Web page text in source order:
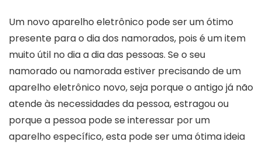
Um novo aparelho eletrônico pode ser um ótimo
presente para o dia dos namorados, pois é um item
muito útil no dia a dia das pessoas. Se o seu
namorado ou namorada estiver precisando de um
aparelho eletrônico novo, seja porque o antigo já não
atende às necessidades da pessoa, estragou ou
porque a pessoa pode se interessar por um
aparelho específico, esta pode ser uma ótima ideia